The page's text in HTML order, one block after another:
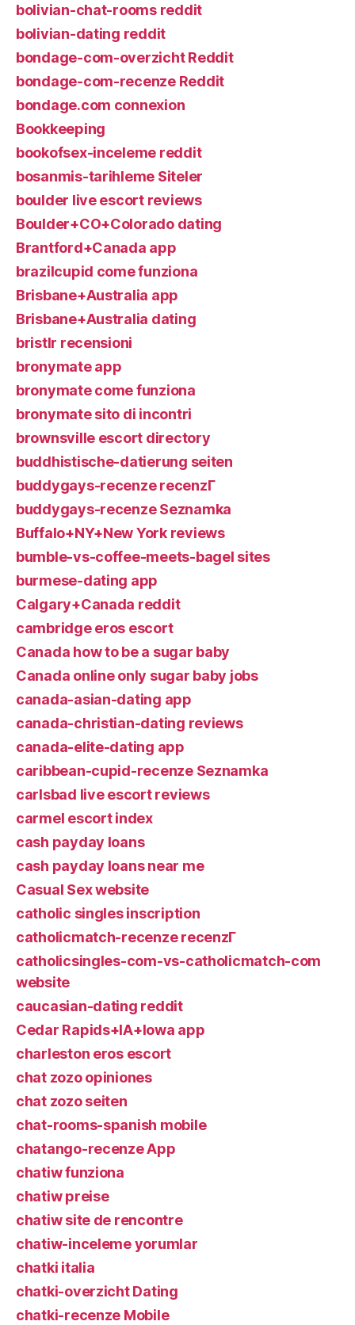
bolivian-chat-rooms reddit
bolivian-dating reddit
bondage-com-overzicht Reddit
bondage-com-recenze Reddit
bondage.com connexion
Bookkeeping
bookofsex-inceleme reddit
bosanmis-tarihleme Siteler
boulder live escort reviews
Boulder+CO+Colorado dating
Brantford+Canada app
brazilcupid come funziona
Brisbane+Australia app
Brisbane+Australia dating
bristlr recensioni
bronymate app
bronymate come funziona
bronymate sito di incontri
brownsville escort directory
buddhistische-datierung seiten
buddygays-recenze recenzГ­
buddygays-recenze Seznamka
Buffalo+NY+New York reviews
bumble-vs-coffee-meets-bagel sites
burmese-dating app
Calgary+Canada reddit
cambridge eros escort
Canada how to be a sugar baby
Canada online only sugar baby jobs
canada-asian-dating app
canada-christian-dating reviews
canada-elite-dating app
caribbean-cupid-recenze Seznamka
carlsbad live escort reviews
carmel escort index
cash payday loans
cash payday loans near me
Casual Sex website
catholic singles inscription
catholicmatch-recenze recenzГ­
catholicsingles-com-vs-catholicmatch-com
website
caucasian-dating reddit
Cedar Rapids+IA+Iowa app
charleston eros escort
chat zozo opiniones
chat zozo seiten
chat-rooms-spanish mobile
chatango-recenze App
chatiw funziona
chatiw preise
chatiw site de rencontre
chatiw-inceleme yorumlar
chatki italia
chatki-overzicht Dating
chatki-recenze Mobile